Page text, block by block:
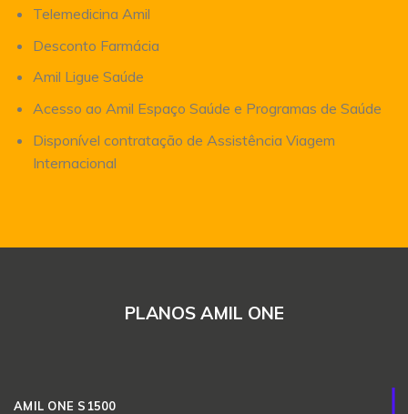
Telemedicina Amil
Desconto Farmácia
Amil Ligue Saúde
Acesso ao Amil Espaço Saúde e Programas de Saúde
Disponível contratação de Assistência Viagem
Internacional
PLANOS AMIL ONE
AMIL ONE S1500